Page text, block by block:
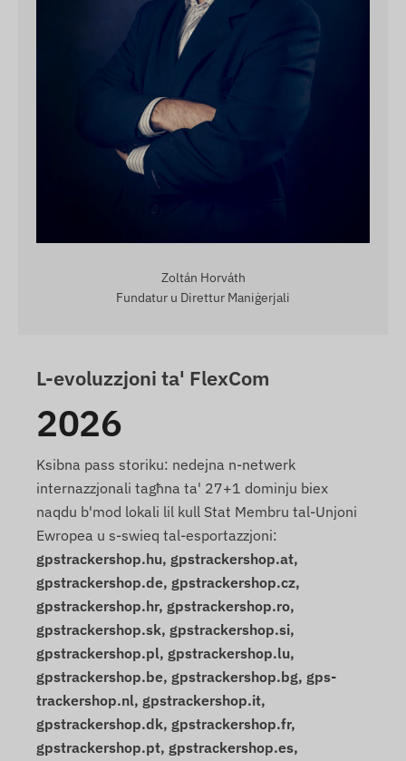
Zoltán Horváth
Fundatur u Direttur Maniġerjali
L-evoluzzjoni ta' FlexCom
2026
Ksibna pass storiku: nedejna n-netwerk
internazzjonali tagħna ta' 27+1 dominju biex
naqdu b'mod lokali lil kull Stat Membru tal-Unjoni
Ewropea u s-swieq tal-esportazzjoni:
gpstrackershop.hu, gpstrackershop.at,
gpstrackershop.de, gpstrackershop.cz,
gpstrackershop.hr, gpstrackershop.ro,
gpstrackershop.sk, gpstrackershop.si,
gpstrackershop.pl, gpstrackershop.lu,
gpstrackershop.be, gpstrackershop.bg, gps-
trackershop.nl, gpstrackershop.it,
gpstrackershop.dk, gpstrackershop.fr,
gpstrackershop.pt, gpstrackershop.es,